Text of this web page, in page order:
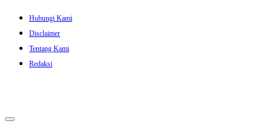
Skip
content
Hubungi Kami
Disclaimer
Tentang Kami
Redaksi